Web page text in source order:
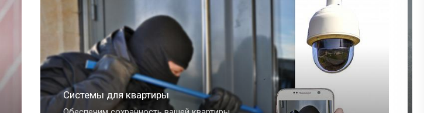
Система "Умный дом"
Такая система устройств дома,